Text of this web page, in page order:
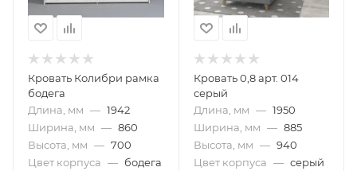
Кровать Колибри рамка
бодега
Длина, мм — 1942
Ширина, мм — 860
Высота, мм — 700
Цвет корпуса — бодега
Кровать 0,8 арт. 014
серый
Длина, мм — 1950
Ширина, мм — 885
Высота, мм — 940
Цвет корпуса — серый